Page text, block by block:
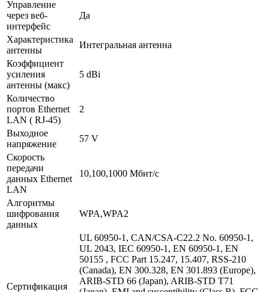
Управление
через веб-
интерфейс
Да
Характеристика
антенны
Интегральная антенна
Коэффициент
усиления
антенны (макс)
5 dBi
Количество
портов Ethernet
LAN ( RJ-45)
2
Выходное
напряжение
57 V
Скорость
передачи
данных Ethernet
LAN
10,100,1000 Мбит/с
Алгоритмы
шифрования
данных
WPA,WPA2
Сертификация
UL 60950-1, CAN/CSA-C22.2 No. 60950-1,
UL 2043, IEC 60950-1, EN 60950-1, EN
50155 , FCC Part 15.247, 15.407, RSS-210
(Canada), EN 300.328, EN 301.893 (Europe),
ARIB-STD 66 (Japan), ARIB-STD T71